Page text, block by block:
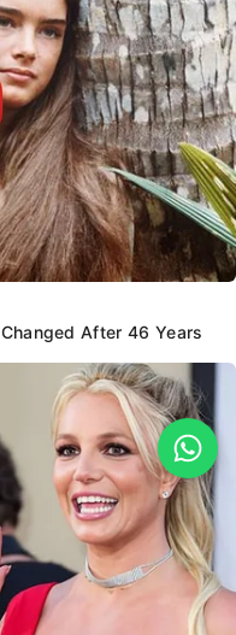
After 46 Years